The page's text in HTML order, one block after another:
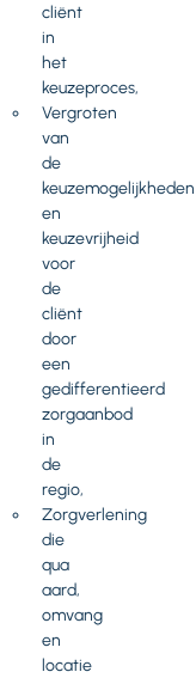
cliënt
in
het
keuzeproces,
Vergroten
van
de
keuzemogelijkheden
en
keuzevrijheid
voor
de
cliënt
door
een
gedifferentieerd
zorgaanbod
in
de
regio,
Zorgverlening
die
qua
aard,
omvang
en
locatie